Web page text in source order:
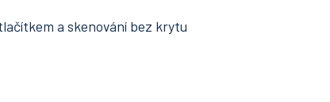
a skenování bez krytu